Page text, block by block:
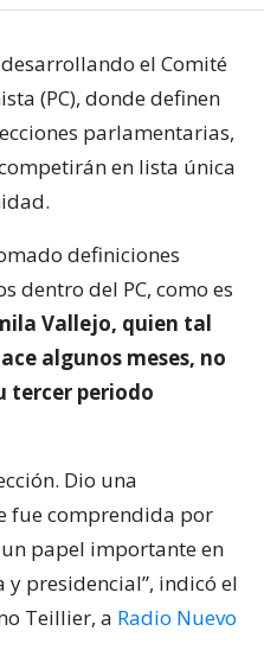
el Comité
(PC), donde definen
parlamentarias,
en lista única
definiciones
dentro del PC, como es
Vallejo, quien tal
algunos meses, no
tercer periodo
Dio una
fue comprendida por
papel importante en
presidencial”, indicó el
Teillier, a Radio Nuevo